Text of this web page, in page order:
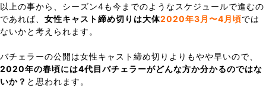
以上の事から、シーズン4も今までのようなスケジュールで進むの
であれば、 女性キャスト締め切りは大体2020年3月〜4月頃では
ないかと考えられます。
バチェラーの公開は女性キャスト締め切りよりもやや早いので、
2020年の春頃には4代目バチェラーがどんな方か分かるのではな
いか？ と思われます。